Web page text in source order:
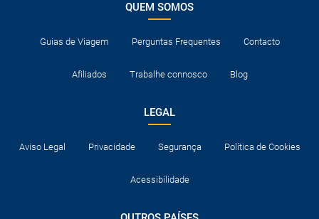
Consulte a documentação necessária para entrar os
escalas aéreas.
QUEM SOMOS
Guias de Viagem Perguntas Frequentes Contacto
Afiliados Trabalhe connosco Blog
LEGAL
Aviso Legal Privacidade Segurança Política de Cookies
Acessibilidade